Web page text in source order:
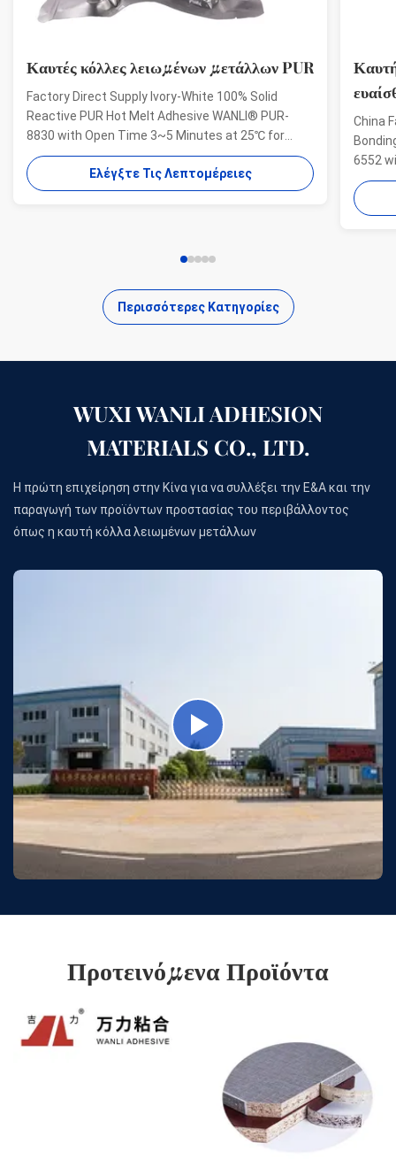
Καυτές κόλλες λειωμένων μετάλλων PUR
Factory Direct Supply Ivory-White 100% Solid
Reactive PUR Hot Melt Adhesive WANLI® PUR-
8830 with Open Time 3~5 Minutes at 25℃ for
Electrical Structural Bonding, Perfect Bonding
Strength Wanli® PUR hot melt adhesive PUR-8830
for electronics structural bonding is a single-
Ελέγξτε Τις Λεπτομέρειες
China
6552
And
Aging
melt
Περισσότερες Κατηγορίες
WUXI WANLI ADHESION
MATERIALS CO., LTD.
Η πρώτη επιχείρηση στην Κίνα για να συλλέξει την Ε&Α και την
παραγωγή των προϊόντων προστασίας του περιβάλλοντος
όπως η καυτή κόλλα λειωμένων μετάλλων
Προτεινόμενα Προϊόντα